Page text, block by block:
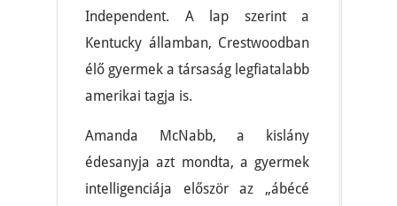
Independent. A lap szerint a
Kentucky államban, Crestwoodban
élő gyermek a társaság legfiatalabb
amerikai tagja is.
Amanda McNabb, a kislány
édesanyja azt mondta, a gyermek
intelligenciája először az „ábécé